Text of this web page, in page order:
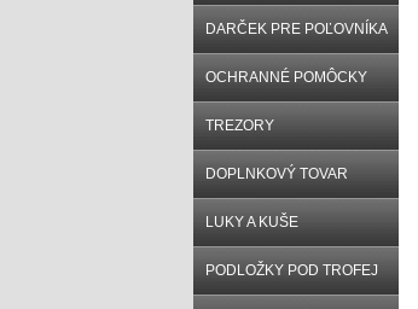
DARČEK PRE POĽOVNÍKA
OCHRANNÉ POMÔCKY
TREZORY
DOPLNKOVÝ TOVAR
LUKY A KUŠE
PODLOŽKY POD TROFEJ